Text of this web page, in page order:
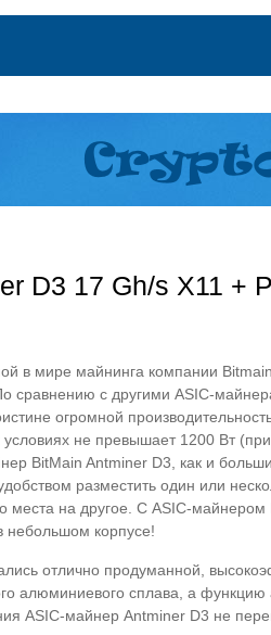
D3 17 Gh/s X11 +
в мире майнинга компании
сравнению с другими ASIC-
огромной
не превышает 1200 Вт
BitMain Antminer D3, как и
разместить один или
места на другое. С ASIC-
небольшом корпусе!
отлично продуманной,
алюминиевого сплава, а
ASIC-майнер Antminer D3 не